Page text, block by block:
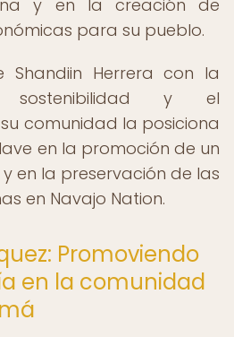
y en la creación de
para su pueblo.
Shandiin Herrera con la
sostenibilidad y el
comunidad la posiciona
en la promoción de un
en la preservación de las
en Navajo Nation.
Promoviendo
en la comunidad